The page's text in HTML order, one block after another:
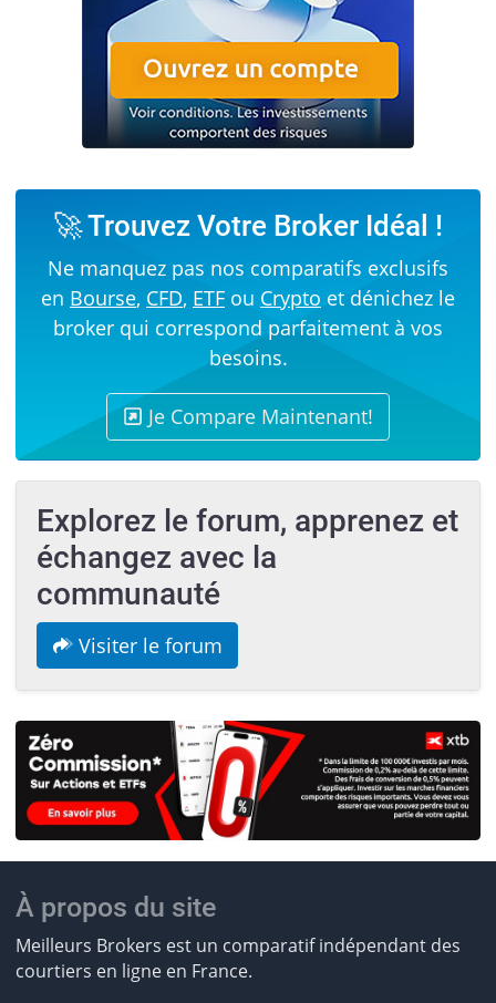
🚀 Trouvez Votre Broker Idéal !
Ne manquez pas nos comparatifs exclusifs
en Bourse, CFD, ETF ou Crypto et dénichez le
broker qui correspond parfaitement à vos
besoins.
Je Compare Maintenant!
Explorez le forum, apprenez et
échangez avec la
communauté
Visiter le forum
À propos du site
Meilleurs Brokers est un comparatif indépendant des
courtiers en ligne en France.